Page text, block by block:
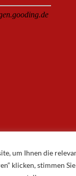
um Ihnen die
klicken, stimmen